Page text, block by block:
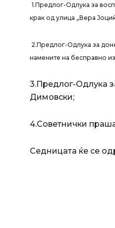
1.Предлог-Одлука за
крак од улица „Вера
2.Предлог-Одлука за
намените на бесправно
3.Предлог-Одлука
Димовски;
4.Советнички
Седницата ќе се